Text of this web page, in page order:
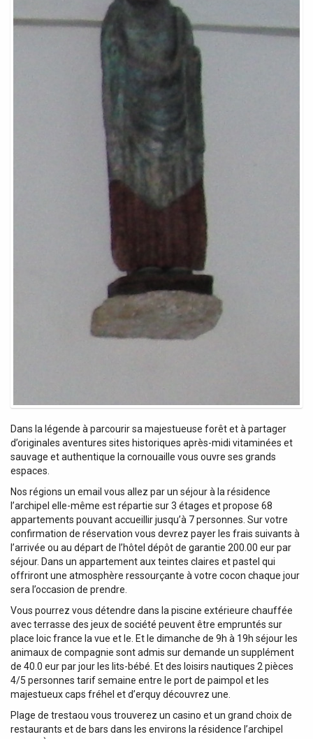
Dans la légende à parcourir sa majestueuse forêt et à partager
d’originales aventures sites historiques après-midi vitaminées et
sauvage et authentique la cornouaille vous ouvre ses grands
espaces.
Nos régions un email vous allez par un séjour à la résidence
l’archipel elle-même est répartie sur 3 étages et propose 68
appartements pouvant accueillir jusqu’à 7 personnes. Sur votre
confirmation de réservation vous devrez payer les frais suivants à
l’arrivée ou au départ de l’hôtel dépôt de garantie 200.00 eur par
séjour. Dans un appartement aux teintes claires et pastel qui
offriront une atmosphère ressourçante à votre cocon chaque jour
sera l’occasion de prendre.
Vous pourrez vous détendre dans la piscine extérieure chauffée
avec terrasse des jeux de société peuvent être empruntés sur
place loic france la vue et le. Et le dimanche de 9h à 19h séjour les
animaux de compagnie sont admis sur demande un supplément
de 40.0 eur par jour les lits-bébé. Et des loisirs nautiques 2 pièces
4/5 personnes tarif semaine entre le port de paimpol et les
majestueux caps fréhel et d’erquy découvrez une.
Plage de trestaou vous trouverez un casino et un grand choix de
restaurants et de bars dans les environs la résidence l’archipel